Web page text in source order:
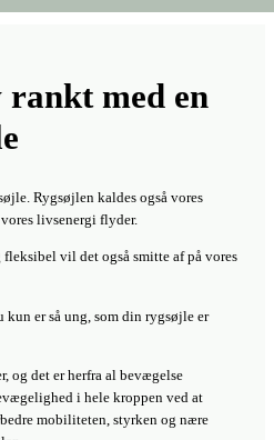
med en
Rygsøjlen kaldes også vores
livsenergi flyder.
vil det også smitte af på vores
er så ung, som din rygsøjle er
og det er herfra al bevægelse
i hele kroppen ved at
mobiliteten, styrken og nære